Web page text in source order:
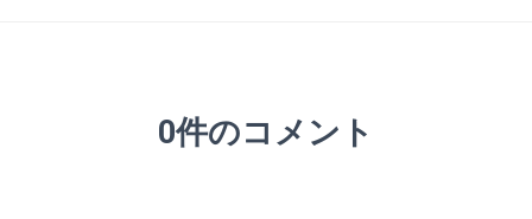
0件のコメント